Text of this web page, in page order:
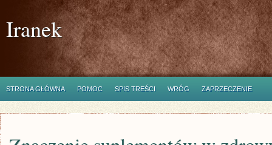
Iranek
STRONA GŁÓWNA POMOC SPIS TREŚCI WRÓG ZAPRZECZENIE